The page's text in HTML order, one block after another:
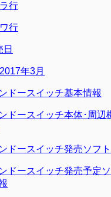
ラ行
ワ行
日
2017年3月
ドースイッチ基本情報
ドースイッチ本体･周辺
ドースイッチ発売ソフト
ドースイッチ発売予定